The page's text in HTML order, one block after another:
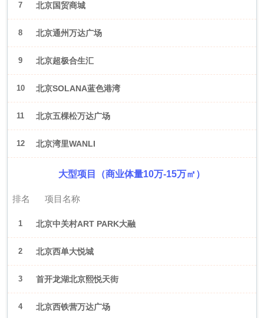
7 北京国贸商城
8 北京通州万达广场
9 北京超极合生汇
10 北京SOLANA蓝色港湾
11 北京五棵松万达广场
12 北京湾里WANLI
大型项目（商业体量10万-15万㎡）
排名 项目名称
1 北京中关村ART PARK大融
城
2 北京西单大悦城
3 首开龙湖北京熙悦天街
4 北京西铁营万达广场